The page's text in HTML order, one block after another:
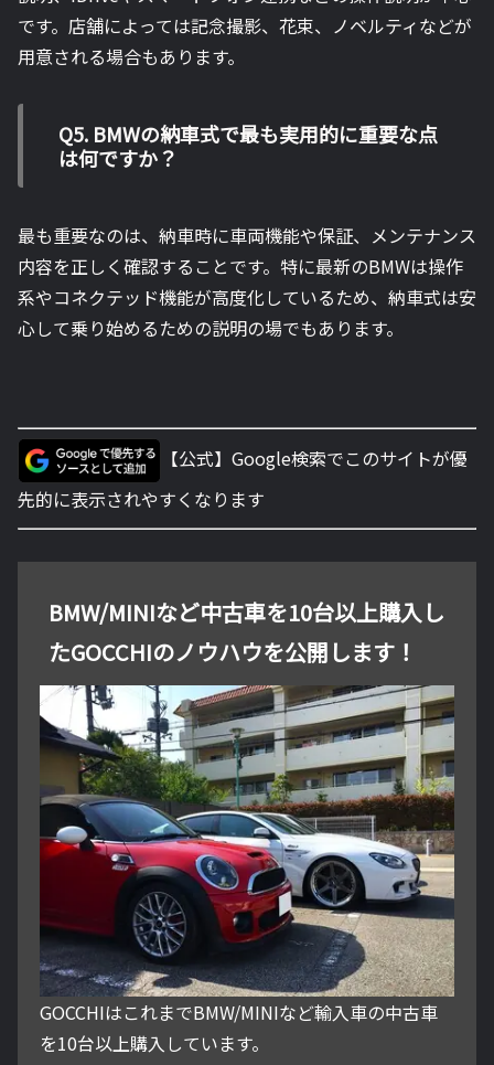
です。店舗によっては記念撮影、花束、ノベルティなどが
用意される場合もあります。
Q5. BMWの納車式で最も実用的に重要な点
は何ですか？
最も重要なのは、納車時に車両機能や保証、メンテナンス
内容を正しく確認することです。特に最新のBMWは操作
系やコネクテッド機能が高度化しているため、納車式は安
心して乗り始めるための説明の場でもあります。
【公式】Google検索でこのサイトが優
先的に表示されやすくなります
BMW/MINIなど中古車を10台以上購入し
たGOCCHIのノウハウを公開します！
GOCCHIはこれまでBMW/MINIなど輸入車の中古車
を10台以上購入しています。